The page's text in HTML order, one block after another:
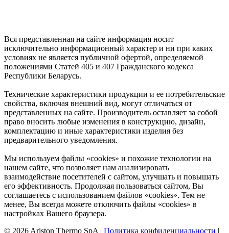
Вся представленная на сайте информация носит
исключительно информационный характер и ни при каких
условиях не является публичной офертой, определяемой
положениями Статей 405 и 407 Гражданского кодекса
Республики Беларусь.
Технические характеристики продукции и ее потребительские
свойства, включая внешний вид, могут отличаться от
представленных на сайте. Производитель оставляет за собой
право вносить любые изменения в конструкцию, дизайн,
комплектацию и иные характеристики изделия без
предварительного уведомления.
Мы используем файлы «cookies» и похожие технологии на
нашем сайте, что позволяет нам анализировать
взаимодействие посетителей с сайтом, улучшать и повышать
его эффективность. Продолжая пользоваться сайтом, Вы
соглашаетесь с использованием файлов «cookies». Тем не
менее, Вы всегда можете отключить файлы «cookies» в
настройках Вашего браузера.
© 2026 Ariston Thermo SpA | Политика конфиденциальности |